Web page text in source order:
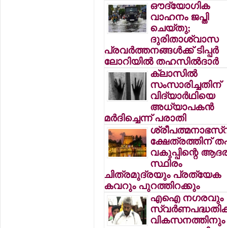
ഔദ്യോഗിക
വാഹനം ജപ്തി
ചെയ്തു;
ദുരിതാശ്വാസ
പ്രവര്‍ത്തനങ്ങള്‍ക്ക് ടിപ്പര്‍
ലോറിയില്‍ തഹസില്‍ദാര്‍
ക്ലാസില്‍
സംസാരിച്ചതിന്
വിദ്യാര്‍ഥിയെ
അധ്യാപകന്‍
മര്‍ദിച്ചെന്ന് പരാതി
ക്ഷേത്രത്തിന്
വകുപ്പിന്റെ
സ്ഥിരം
ചിത്രമുദ്രയും പ്രത്യേക
കവറും പുറത്തിറക്കും
എഐ നഗരവും
വികസനത്തിനും